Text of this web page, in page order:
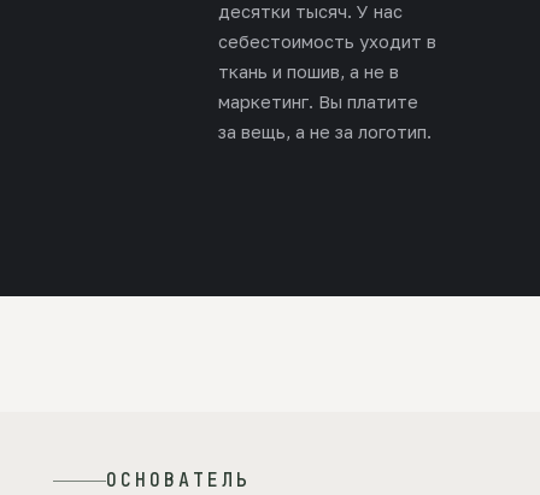
десятки тысяч. У нас
себестоимость уходит в
ткань и пошив, а не в
маркетинг. Вы платите
за вещь, а не за логотип.
ОСНОВАТЕЛЬ